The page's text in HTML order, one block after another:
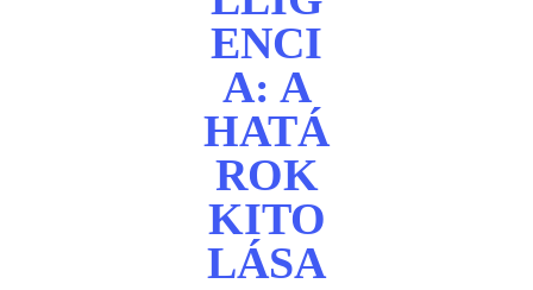
ENCI
A: A
HATÁ
ROK
KITO
LÁSA